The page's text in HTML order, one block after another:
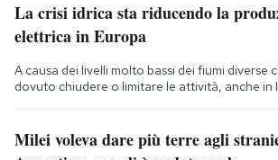
La crisi idrica sta riducendo la
elettrica in Europa
A causa dei livelli molto bassi dei fiumi diverse
dovuto chiudere o limitare le attività, anche in
Milei voleva dare più terre agli